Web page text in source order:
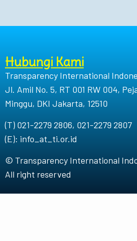
Hubungi Kami
Transparency International
Jl. Amil No. 5, RT 001 RW 004,
Minggu, DKI Jakarta, 12510
(T) 021-2279 2806, 021-2279 2807
(E): info_at_ti.or.id
© Transparency International
All right reserved